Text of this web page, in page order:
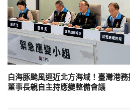
白海豚颱風逼近北方海域！臺灣港
董事長親自主持應變整備會議